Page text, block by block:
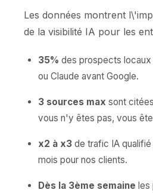
Les données montrent
de la visibilité IA pour les
35% des prospects locaux
ou Claude avant Google.
3 sources max sont
vous n'y êtes pas, vous
x2 à x3 de trafic IA
mois pour nos clients.
Dès la 3ème semaine les